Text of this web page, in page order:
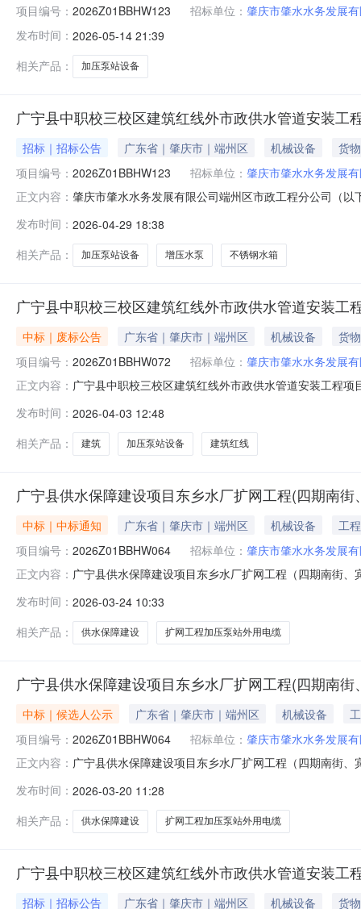
项目编号： 2026Z01BBHW123 招标单位： 肇庆市肇水水务发展
发布时间： 2026-05-14 21:39
相关产品：
加压泵站设备
广宁县中职校三校区建筑红线外市政供水管道安装工
招标｜招标公告 广东省｜肇庆市｜端州区 机械设备
货物
项目编号： 2026Z01BBHW123 招标单位： 肇庆市肇水水务发展
正文内容： 肇庆市肇水水务发展有限公司端州区市政工程分公司（
泵站设备采购（第二次）（二）项目编号：
民币伍拾壹万叁仟贰佰柒拾
发布时间： 2026-04-29 18:38
相关产品：
加压泵站设备 增压水泵 不锈钢水箱
广宁县中职校三校区建筑红线外市政供水管道安装工
中标｜废标公告 广东省｜肇庆市｜端州区 机械设备
货物
项目编号： 2026Z01BBHW072 招标单位： 肇庆市肇水水务发展
正文内容： 广宁县中职校三校区建筑红线外市政供水管道安装工程
加压泵站设备采购二、项目编号：2026Z01BBHW072三
时间：202
发布时间： 2026-04-03 12:48
相关产品：
建筑 加压泵站设备 建筑红线
广宁县供水保障建设项目东乡水厂扩网工程(四期南
中标｜中标通知 广东省｜肇庆市｜端州区 机械设备
工程
项目编号： 2026Z01BBHW064 招标单位： 肇庆市肇水水务发展
正文内容： 广宁县供水保障建设项目东乡水厂扩网工程（四期南街
南街、宾亨标段）加压泵站外用电缆采购项目（第二次
评审日期：2026年3月18日2.
发布时间： 2026-03-24 10:33
相关产品：
供水保障建设 扩网工程加压泵站外用电缆
广宁县供水保障建设项目东乡水厂扩网工程(四期南
中标｜候选人公示 广东省｜肇庆市｜端州区 机械设备
项目编号： 2026Z01BBHW064 招标单位： 肇庆市肇水水务发展
正文内容： 广宁县供水保障建设项目东乡水厂扩网工程（四期南街
肇水水务发展有限公司端州区市政工程分公司四、评审
小组对各有效的投标文件进
发布时间： 2026-03-20 11:28
相关产品：
供水保障建设 扩网工程加压泵站外用电缆
广宁县中职校三校区建筑红线外市政供水管道安装工
招标｜招标公告 广东省｜肇庆市｜端州区 机械设备
货物